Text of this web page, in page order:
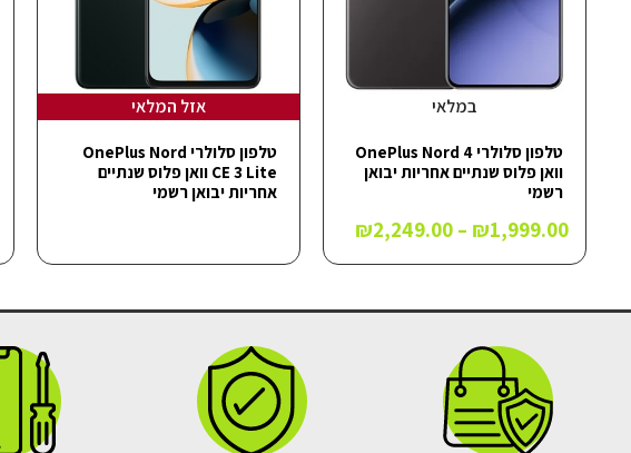
במלאי
טלפון סלולרי OnePlus Nord 4
וואן פלוס שנתיים אחריות יבואן
רשמי
₪1,999.00
–
₪2,249.00
אזל המלאי
טלפון סלולרי OnePlus Nord
CE 3 Lite וואן פלוס שנתיים
אחריות יבואן רשמי